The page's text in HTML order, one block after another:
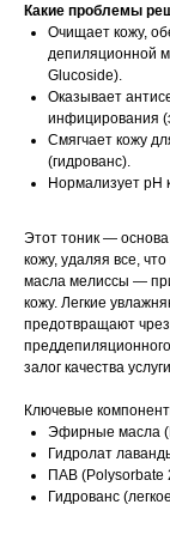
Какие проблемы
Очищает кожу,
депиляционной
Glucoside).
Оказывает
инфицирования
Смягчает кожу
(гидрованс).
Нормализует pH
Этот тоник —
кожу, удаляя все,
масла мелиссы —
кожу. Легкие
предотвращают
залог качества услуги.
Ключевые
Эфирные масла
Гидролат
ПАВ (Polysorbate
Гидрованс